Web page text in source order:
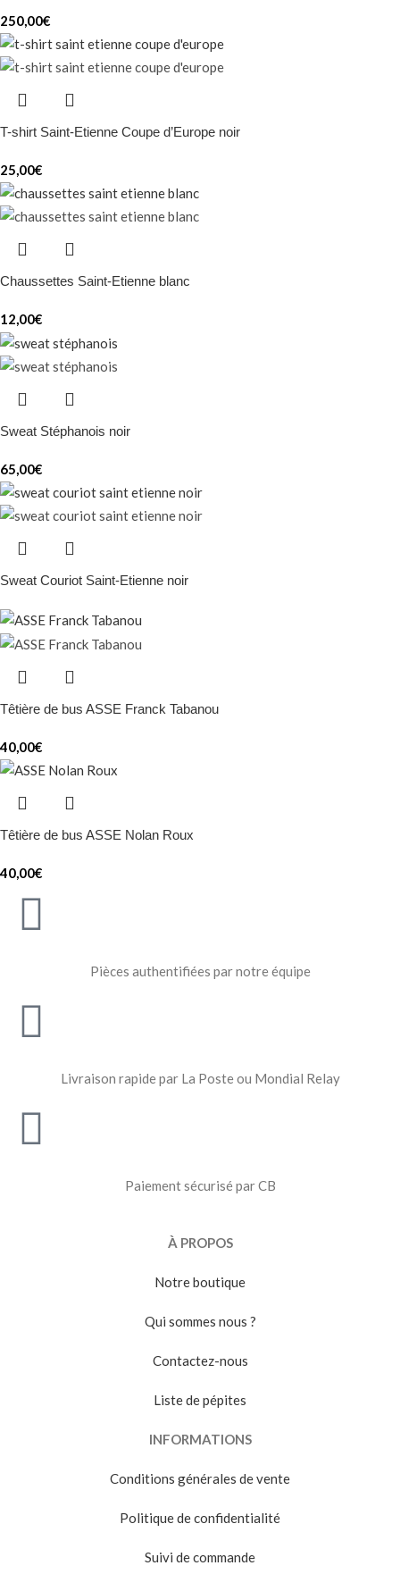
250,00€
T-shirt Saint-Etienne Coupe d’Europe noir
25,00€
Chaussettes Saint-Etienne blanc
12,00€
Sweat Stéphanois noir
65,00€
Sweat Couriot Saint-Etienne noir
Têtière de bus ASSE Franck Tabanou
40,00€
Têtière de bus ASSE Nolan Roux
40,00€
Pièces authentifiées par notre équipe
Livraison rapide par La Poste ou Mondial Relay
Paiement sécurisé par CB
À PROPOS
Notre boutique
Qui sommes nous ?
Contactez-nous
Liste de pépites
INFORMATIONS
Conditions générales de vente
Politique de confidentialité
Suivi de commande